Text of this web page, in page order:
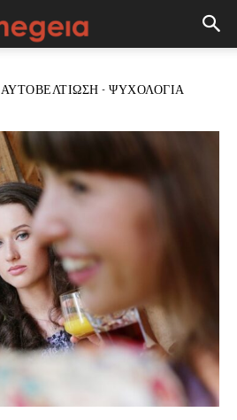
ΑΥΤΟΒΕΛΤΊΩΣΗ - ΨΥΧΟΛΟΓΊΑ